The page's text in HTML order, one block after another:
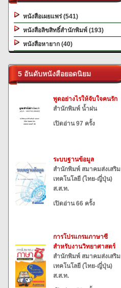
หนังสือเผยแพร่ (541)
หนังสือลิขสิทธิ์สำนักพิมพ์ (193)
หนังสือหายาก (40)
5 อันดับหนังสือยอดนิยม
พูดอย่างไรให้จับใจคนรัก
สำนักพิมพ์ น้ำฝน
เปิดอ่าน 97 ครั้ง
ระบบฐานข้อมูล
สำนักพิมพ์ สมาคมส่งเสริม
เทคโนโลยี (ไทย-ญี่ปุ่น)
ส.ส.ท.
เปิดอ่าน 66 ครั้ง
การโปรแกรมภาษาซี
สำหรับงานวิทยาศาสตร์
สำนักพิมพ์ สมาคมส่งเสริม
เทคโนโลยี (ไทย-ญี่ปุ่น)
ส.ส.ท.